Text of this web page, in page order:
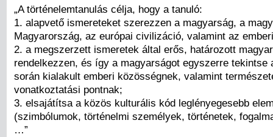
„A történelemtanulás célja, hogy a tanuló:
1. alapvető ismereteket szerezzen a magyarság, a
Magyarország, az európai civilizáció, valamint az
2. a megszerzett ismeretek által erős, határozott
rendelkezzen, és így a magyarságot egyszerre tekintse
során kialakult emberi közösségnek, valamint
vonatkoztatási pontnak;
3. elsajátítsa a közös kulturális kód leglényegesebb
(szimbólumok, történelmi személyek, történetek,
…”